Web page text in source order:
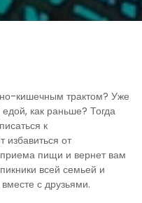
кишечным трактом? Уже
как раньше? Тогда
к
избавиться от
пищи и вернет вам
всей семьей и
с друзьями.